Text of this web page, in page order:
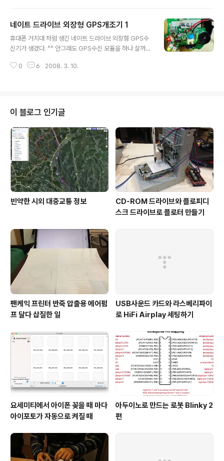
기선 프로그램을 스케치라고 부르더군요 http://www.arduino.cc/en/Refer
ence/Stepper?from=Tutorial.Stepper 여기서 받은 거구요. 아르뒤노에
포함되어 있는 스텝퍼 라이브러리를 쓰니까 아래처럼 아주 간단하게 구현이 ..
네이트 드라이브 외장형 GPS개조기 1
휴대폰 거치대 처럼 생긴 네이트 드라이브 외장형 GPS수
신기가 생겼다. ^^ 안그래도 GPS수신 모듈을 하나 살까하
인터넷을 뒤져보니 역시나 개조기가 올라 있었다. 네이버
로그램은 필요없다. 이정도면 외국의 해킹 사례를 보며 부
러워만 할 필요가 없겠다 싶다. 우리에게도 이런 훌륭한 해
킹 문화 우리말로는 개조문화가 되려나? 아무튼 이런 좋은
문화가 알게모르게 번창하고 있다는 것이 자랑스럽다. 다
만 그런 자작 개조가 각 분야 별로 각개전투를 하고 있다는
것이 좀 아쉽다. 내가..
0 6 2008. 3. 10.
이 블로그 인기글
빈약한 시외 대중교통 정보
CD-ROM 드라이브와 플로피디
스크 드라이브로 플로터 만들기
팬케익 프린터 반죽 압출용 에어펌
프 달다 삽질한 일
USB사운드 카드와 라스베리파이
로 HiFi Airplay 세팅하기
요세미티에서 아이폰 꽂을 때 마다
아이포토가 자동으로 켜질 때
아두이노로 만드는 로봇 Blinky 2
편